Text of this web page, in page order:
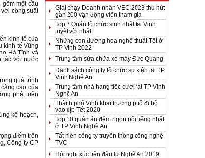
một cầu
với công suất
kinh tế của
kinh tế Vũng
Hà Tĩnh và
tác với nước
quá trình
cao của
phát triển
kế hoạch,
điểm trên
Công ty CP
Giải chạy Doanh nhân VEC 2023 thu hút
gần 200 vận động viên tham gia
Top 7 Quán tổ chức sinh nhật tại Vinh
tuyệt vời nhất
Những con đường hoa nghệ thuật Tết ở
TP Vinh 2022
Trung tâm sửa chữa xe máy Đức Quang
Danh sách công ty tổ chức sự kiện tại TP
Vinh Nghệ An
Trung tâm nhà hàng tiệc cưới tại TP Vinh
Nghệ An
Thành phố Vinh khai trương phố đi bộ
vào dịp Tết 2020
Top 10 quán ăn đêm ngon nổi tiếng nhất
ở TP. Vinh Nghệ An
Tất niên công ty truyền thông công nghệ
TVC
Hội nghị xúc tiến đầu tư Nghệ An 2019